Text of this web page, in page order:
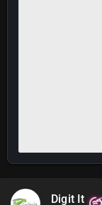
Digit It